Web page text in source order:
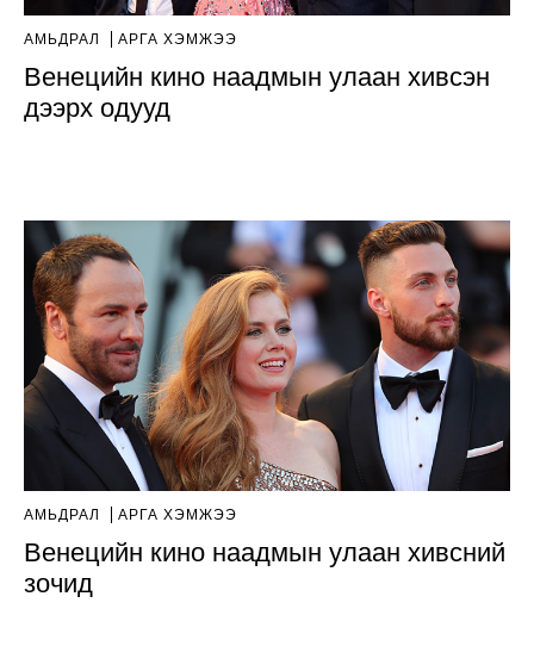
АМЬДРАЛ АРГА ХЭМЖЭЭ
Венецийн кино наадмын улаан хивсэн
дээрх одууд
АМЬДРАЛ АРГА ХЭМЖЭЭ
Венецийн кино наадмын улаан хивсний
зочид